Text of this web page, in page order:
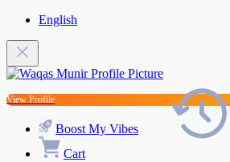
English
View Profile
Boost My Vibes
Cart